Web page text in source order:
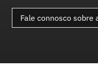
Fale connosco sobre